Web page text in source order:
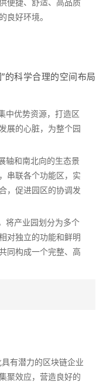
良好环境。
的科学合理的空间布局
中优势资源，打造区
展的心脏，为整个园
轴和南北向的生态景
串联各个功能区，实
，促进园区的协调发
将产业园划分为多个
对独立的功能和鲜明
同构成一个完整、高
有潜力的区块链企业
聚效应，营造良好的